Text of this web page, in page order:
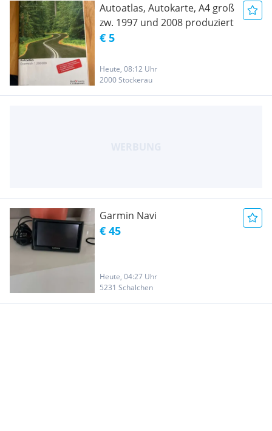
Autoatlas, Autokarte, A4 groß
zw. 1997 und 2008 produziert
€ 5
Heute, 08:12 Uhr
2000 Stockerau
Garmin Navi
€ 45
Heute, 04:27 Uhr
5231 Schalchen